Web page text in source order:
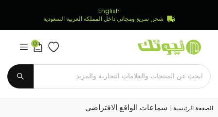
English
شحن سريع ومجاني داخل المملكة العربية السعودية
Newtech
Store يُقدِّم
0
الصفحة الرئيسية | سماعات الواقع الافتراضي